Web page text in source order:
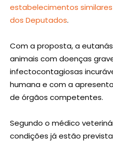
estabelecimentos
dos Deputados.
Com a proposta, a
animais com doenças
infectocontagiosas
humana e com a
de órgãos competentes.
Segundo o médico
condições já estão